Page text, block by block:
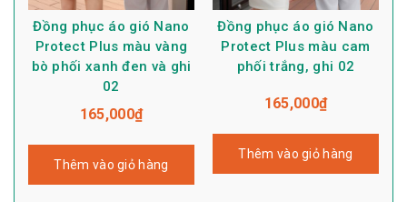
Đồng phục áo gió Nano
Protect Plus màu vàng
bò phối xanh đen và ghi
02
165,000₫
Thêm vào giỏ hàng
Đồng phục áo gió Nano
Protect Plus màu cam
phối trắng, ghi 02
165,000₫
Thêm vào giỏ hàng